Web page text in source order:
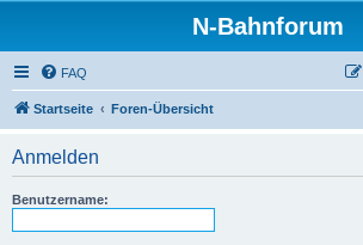
N-Bahnforum
FAQ
Startseite Foren-Übersicht
Anmelden
Benutzername: